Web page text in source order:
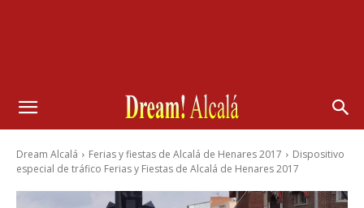
Dream Alcalá Ferias y fiestas de Alcalá de Henares 2017
Dispositivo
especial de tráfico Ferias y Fiestas de Alcalá de Henares 2017